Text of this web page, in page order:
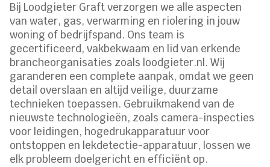
Bij Loodgieter Graft verzorgen we alle aspecten
van water, gas, verwarming en riolering in jouw
woning of bedrijfspand.​ Ons team is
gecertificeerd, vakbekwaam en lid van erkende
brancheorganisaties zoals loodgieter.​nl.​ Wij
garanderen een complete aanpak, omdat we geen
detail overslaan en altijd veilige, duurzame
technieken toepassen.​ Gebruikmakend van de
nieuwste technologieën, zoals camera-inspecties
voor leidingen, hogedrukapparatuur voor
ontstoppen en lekdetectie-apparatuur, lossen we
elk probleem doelgericht en efficiënt op.​